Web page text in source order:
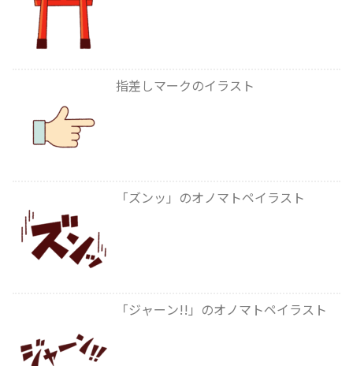
指差しマークのイラスト
「ズンッ」のオノマトペイラスト
「ジャーン!!」のオノマトペイラスト